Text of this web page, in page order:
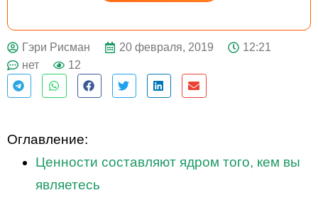
ДЕЙСТВУЙ
Гэри Рисман 20 февраля, 2019
12:21
нет
12
Оглавление:
Ценности составляют ядром того, кем вы
являетесь